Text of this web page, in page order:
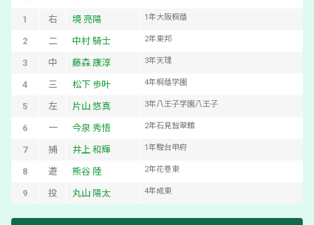
1 右 境 亮陽 1 年大阪桐蔭
2 二 中村 騎士 2年東邦
3 中 藤森 康淳 3年天理
4 三 松下 歩叶 4年桐蔭学園
5 左 片山 悠真 3年八王子学園八王子
6 一 今泉 秀悟 2年石見智翠館
7 捕 井上 和輝 1 年駿台甲府
8 遊 熊谷 陸 2年花巻東
9 投 丸山 陽太 4年成東